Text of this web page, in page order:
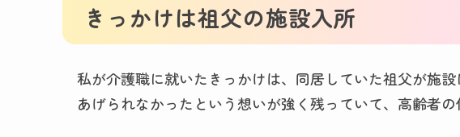
きっかけは祖父の施設入所
私が介護職に就いたきっかけは、同居していた祖父が施
あげられなかったという想いが強く残っていて、高齢者